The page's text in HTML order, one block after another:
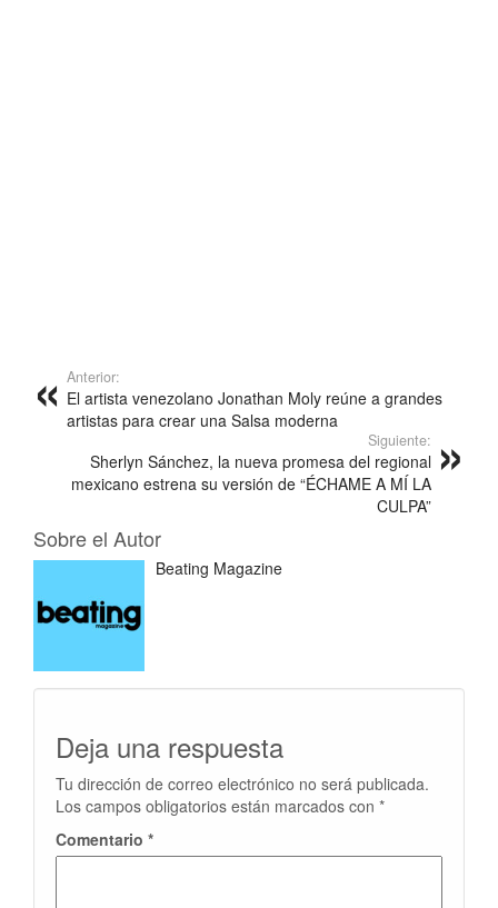
Anterior:
El artista venezolano Jonathan Moly reúne a grandes
artistas para crear una Salsa moderna
Siguiente:
Sherlyn Sánchez, la nueva promesa del regional
mexicano estrena su versión de “ÉCHAME A MÍ LA
CULPA”
Sobre el Autor
Beating Magazine
Deja una respuesta
Tu dirección de correo electrónico no será publicada.
Los campos obligatorios están marcados con *
Comentario *